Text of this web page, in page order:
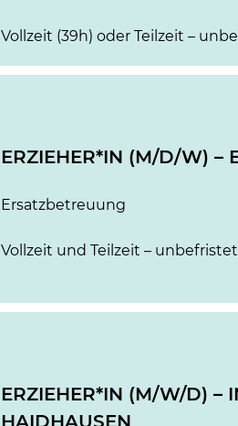
Vollzeit (39h) oder Teilzeit –
ERZIEHER*IN (M/D/W) –
Ersatzbetreuung
Vollzeit und Teilzeit –
ERZIEHER*IN (M/W/D) –
HAIDHAUSEN